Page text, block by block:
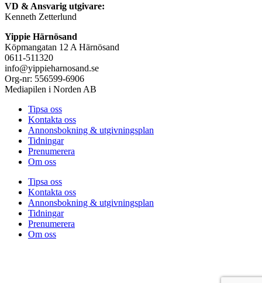
VD & Ansvarig utgivare:
Kenneth Zetterlund
Yippie Härnösand
Köpmangatan 12 A Härnösand
0611-511320
info@yippieharnosand.se
Org-nr: 556599-6906
Mediapilen i Norden AB
Tipsa oss
Kontakta oss
Annonsbokning & utgivningsplan
Tidningar
Prenumerera
Om oss
Tipsa oss
Kontakta oss
Annonsbokning & utgivningsplan
Tidningar
Prenumerera
Om oss